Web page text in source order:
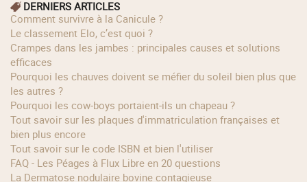
DERNIERS ARTICLES
Comment survivre à la Canicule ?
Le classement Elo, c’est quoi ?
Crampes dans les jambes : principales causes et solutions
efficaces
Pourquoi les chauves doivent se méfier du soleil bien plus que
les autres ?
Pourquoi les cow‑boys portaient‑ils un chapeau ?
Tout savoir sur les plaques d'immatriculation françaises et
bien plus encore
Tout savoir sur le code ISBN et bien l'utiliser
FAQ - Les Péages à Flux Libre en 20 questions
La Dermatose nodulaire bovine contagieuse